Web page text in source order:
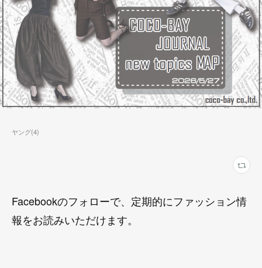
ヤング(4)
Facebookのフォローで、定期的にファッション情
報をお読みいただけます。